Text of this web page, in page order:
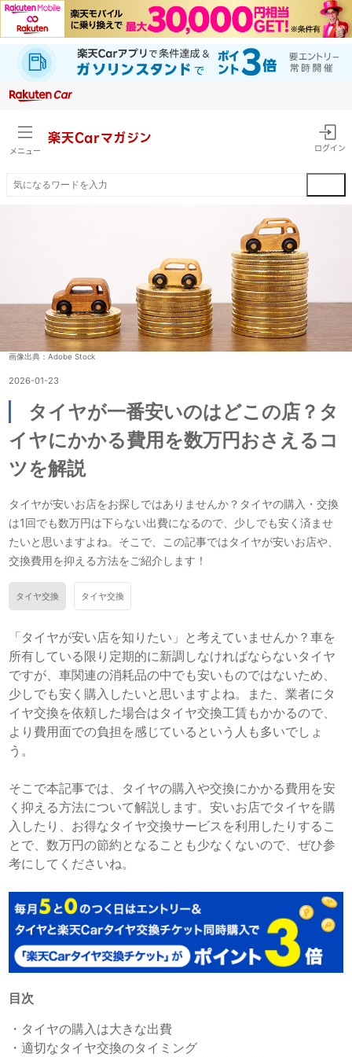
メニュー
楽天Carマガジン
ログイン
画像出典：Adobe Stock
2026-01-23
タイヤが一番安いのはどこの店？タ
イヤにかかる費用を数万円おさえるコ
ツを解説
タイヤが安いお店をお探しではありませんか？タイヤの購入・交換
は1回でも数万円は下らない出費になるので、少しでも安く済ませ
たいと思いますよね。そこで、この記事ではタイヤが安いお店や、
交換費用を抑える方法をご紹介します！
タイヤ交換 タイヤ交換
「タイヤが安い店を知りたい」と考えていませんか？車を
所有している限り定期的に新調しなければならないタイヤ
ですが、車関連の消耗品の中でも安いものではないため、
少しでも安く購入したいと思いますよね。また、業者にタ
イヤ交換を依頼した場合はタイヤ交換工賃もかかるので、
より費用面での負担を感じているという人も多いでしょ
う。
そこで本記事では、タイヤの購入や交換にかかる費用を安
く抑える方法について解説します。安いお店でタイヤを購
入したり、お得なタイヤ交換サービスを利用したりするこ
とで、数万円の節約となることも少なくないので、ぜひ参
考にしてくださいね。
目次
・ タイヤの購入は大きな出費
・適切なタイヤ交換のタイミング